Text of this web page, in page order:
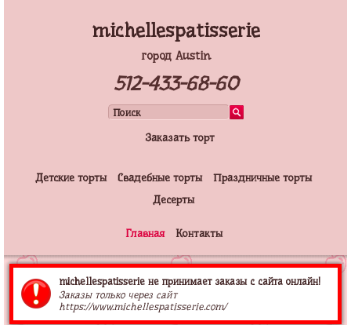
michellespatisserie
город Austin
512-433-68-60
Заказать торт
Детские торты Свадебные торты
Праздничные торты
Десерты
Главная Контакты
michellespatisserie не принимает заказы с сайта онлайн!
Заказы только через сайт
https://www.michellespatisserie.com/